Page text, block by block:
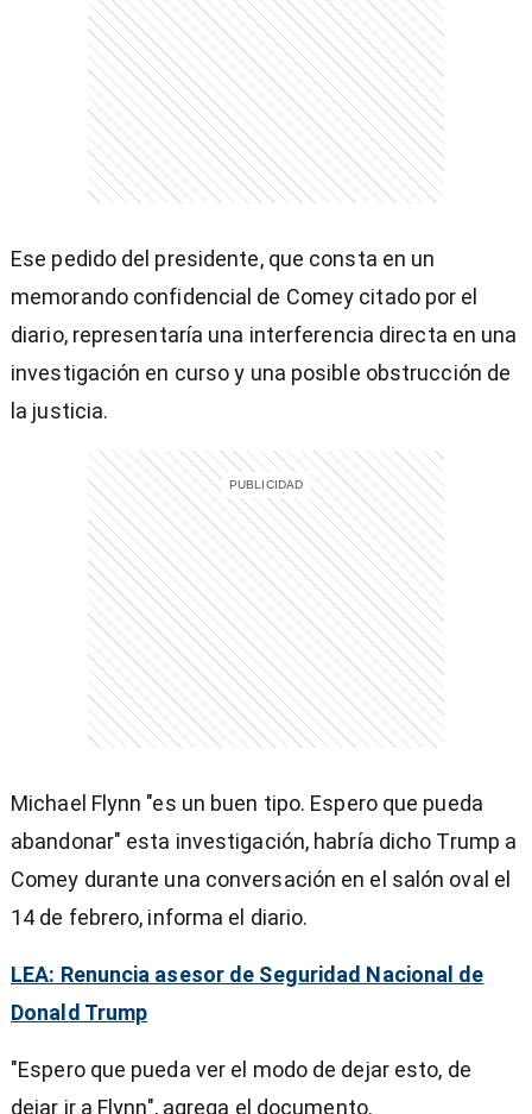
Ese pedido del presidente, que consta en un
memorando confidencial de Comey citado por el
diario, representaría una interferencia directa en una
investigación en curso y una posible obstrucción de
la justicia.
Michael Flynn "es un buen tipo. Espero que pueda
abandonar" esta investigación, habría dicho Trump a
Comey durante una conversación en el salón oval el
14 de febrero, informa el diario.
LEA: Renuncia asesor de Seguridad Nacional de
Donald Trump
"Espero que pueda ver el modo de dejar esto, de
dejar ir a Flynn", agrega el documento.